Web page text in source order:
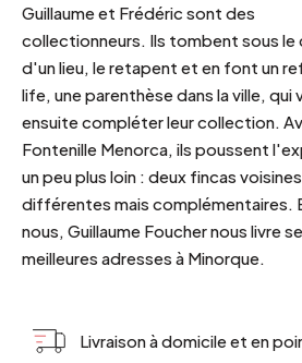
Guillaume et Frédéric sont des
collectionneurs. Ils tombent sous le
d'un lieu, le retapent et en font un
life, une parenthèse dans la ville, qui
ensuite compléter leur collection.
Fontenille Menorca, ils poussent
un peu plus loin : deux fincas voisines
différentes mais complémentaires.
nous, Guillaume Foucher nous livre
meilleures adresses à Minorque.
Livraison à domicile et en